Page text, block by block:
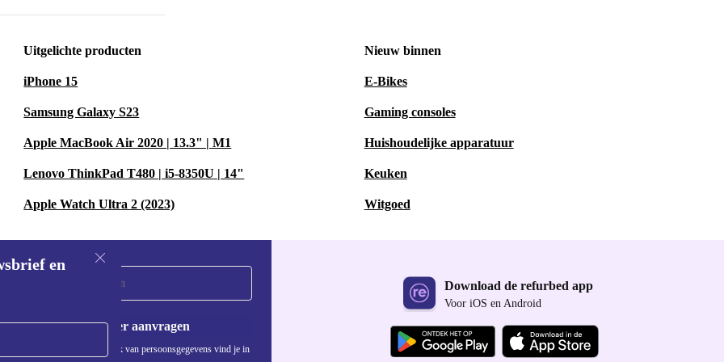
die snel
auto wilt, een
voor
Uitgelichte producten
iPhone 15
Samsung Galaxy S23
Apple MacBook Air 2020 | 13.3" | M1
Lenovo ThinkPad T480 | i5-8350U | 14"
Apple Watch Ultra 2 (2023)
Nieuw binnen
E-Bikes
Gaming consoles
Huishoudelijke apparatuur
Keuken
Witgoed
en
Voucher aanvragen
Informatie over het gebruik van persoonsgegevens vind je in
Download de refurbed app
Voor iOS en Android